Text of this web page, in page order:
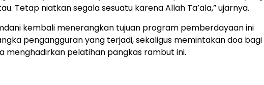
Tetap niatkan segala sesuatu karena Allah Ta’ala,” ujarnya.
kembali menerangkan tujuan program pemberdayaan ini
pengangguran yang terjadi, sekaligus memintakan doa bagi
menghadirkan pelatihan pangkas rambut ini.